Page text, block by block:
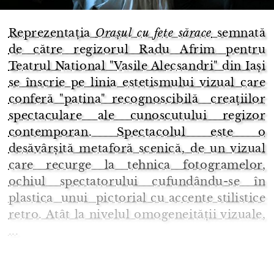
Reprezentația Orașul cu fete săracesemnată
de către regizorul Radu Afrim pentru
Teatrul National "Vasile Alecsandri" din Iași
se înscrie pe linia estetismului vizual care
conferă "patina" recognoscibilă creațiilor
spectaculare ale cunoscutului regizor
contemporan. Spectacolul este o
desăvârșită metaforă scenică, de un vizual
care recurge la tehnica fotogramelor,
ochiul spectatorului cufundându-se în
plastica unui pictorial cu accente stilistice
retro. Atât la nivelul omogeneității vizuale,
...